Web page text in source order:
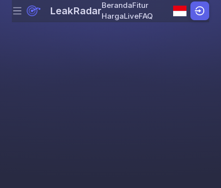
Skip to content
Menu LeakRadarBerandaFitur
HargaLiveFAQ